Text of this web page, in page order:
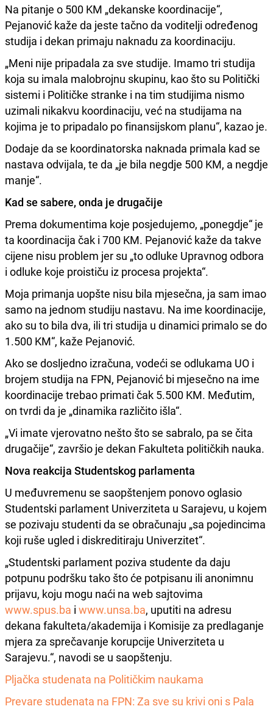
Na pitanje o 500 KM „dekanske koordinacije“,
Pejanović kaže da jeste tačno da voditelji određenog
studija i dekan primaju naknadu za koordinaciju.
„Meni nije pripadala za sve studije. Imamo tri studija
koja su imala malobrojnu skupinu, kao što su Politički
sistemi i Političke stranke i na tim studijima nismo
uzimali nikakvu koordinaciju, već na studijama na
kojima je to pripadalo po finansijskom planu“, kazao je.
Dodaje da se koordinatorska naknada primala kad se
nastava odvijala, te da „je bila negdje 500 KM, a negdje
manje“.
Kad se sabere, onda je drugačije
Prema dokumentima koje posjedujemo, „ponegdje“ je
ta koordinacija čak i 700 KM. Pejanović kaže da takve
cijene nisu problem jer su „to odluke Upravnog odbora
i odluke koje proističu iz procesa projekta“.
Moja primanja uopšte nisu bila mjesečna, ja sam imao
samo na jednom studiju nastavu. Na ime koordinacije,
ako su to bila dva, ili tri studija u dinamici primalo se do
1.500 KM“, kaže Pejanović.
Ako se dosljedno izračuna, vodeći se odlukama UO i
brojem studija na FPN, Pejanović bi mjesečno na ime
koordinacije trebao primati čak 5.500 KM. Međutim,
on tvrdi da je „dinamika različito išla“.
„Vi imate vjerovatno nešto što se sabralo, pa se čita
drugačije“, završio je dekan Fakulteta političkih nauka.
Nova reakcija Studentskog parlamenta
U međuvremenu se saopštenjem ponovo oglasio
Studentski parlament Univerziteta u Sarajevu, u kojem
se pozivaju studenti da se obračunaju „sa pojedincima
koji ruše ugled i diskreditiraju Univerzitet“.
„Studentski parlament poziva studente da daju
potpunu podršku tako što će potpisanu ili anonimnu
prijavu, koju mogu naći na web sajtovima
www.spus.ba i www.unsa.ba, uputiti na adresu
dekana fakulteta/akademija i Komisije za predlaganje
mjera za sprečavanje korupcije Univerziteta u
Sarajevu.“, navodi se u saopštenju.
Pljačka studenata na Političkim naukama
Prevare studenata na FPN: Za sve su krivi oni s Pala